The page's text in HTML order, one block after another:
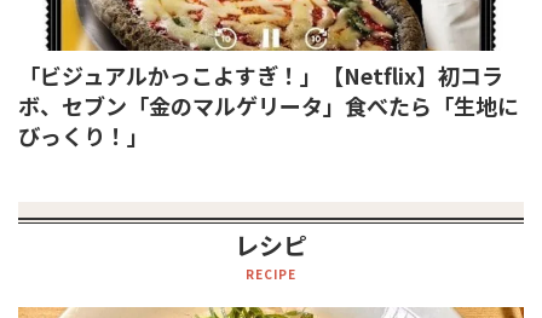
「ビジュアルかっこよすぎ！」【Netflix】初コラ
ボ、セブン「金のマルゲリータ」食べたら「生地に
びっくり！」
レシピ
RECIPE